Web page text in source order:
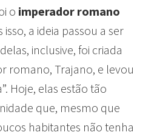
o imperador romano
isso, a ideia passou a ser
inclusive, foi criada
romano, Trajano, e levou
Hoje, elas estão tão
que, mesmo que
habitantes não tenha